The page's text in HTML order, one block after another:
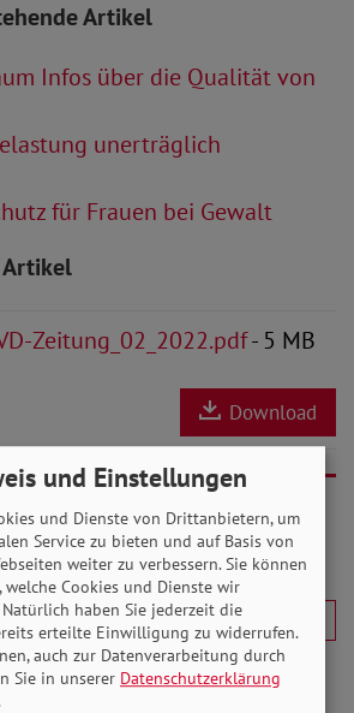
Artikel
Infos über die Qualität von
unerträglich
für Frauen bei Gewalt
Artikel
Zeitung_02_2022.pdf- 5 MB
Download
und Einstellungen
und Dienste von Drittanbietern, um
Service zu bieten und auf Basis von
weiter zu verbessern. Sie können
welche Cookies und Dienste wir
haben Sie jederzeit die
erteilte Einwilligung zu widerrufen.
auch zur Datenverarbeitung durch
Sie in unserer Datenschutzerklärung